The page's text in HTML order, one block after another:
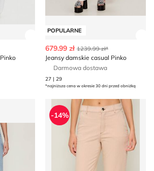
POPULARNE
679.99 zł 1239.99 zł*
Jeansy damskie casual Pinko
Darmowa dostawa
27 | 29
*najniższa cena w okresie 30 dni przed obniżką
in Italy - Jeansy damskie na lato
Jeansy damskie Marc Cain
-14%